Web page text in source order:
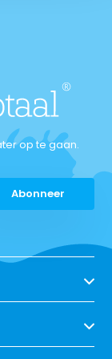
op te gaan.
Abonneer